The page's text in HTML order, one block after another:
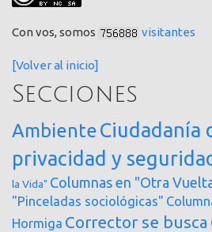
Con vos, somos visitantes
[Volver al inicio]
Secciones
AmbienteCiudadanía
privacidad y
la Vida" Columnas en "Otra
"Pinceladas sociológicas"
Hormiga Corrector se busca